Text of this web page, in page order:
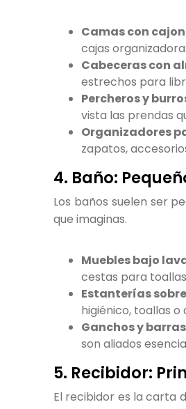
Camas con
cajas
Cabeceras con
estrechos para
Percheros y
vista las prendas
Organizadores
zapatos,
4. Baño:
Los baños suelen ser
que imaginas.
Muebles bajo
cestas para
Estanterías
higiénico, toallas o
Ganchos y
son aliados
5. Recibidor:
El recibidor es la carta